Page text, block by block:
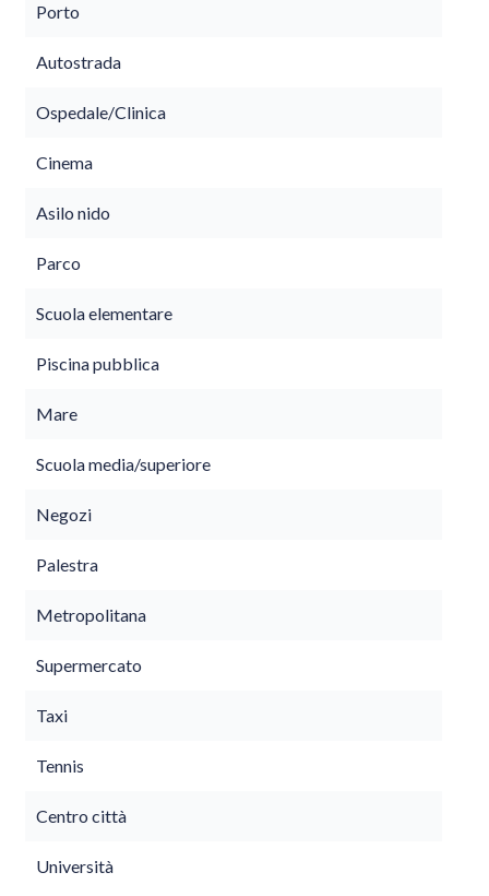
Porto
Autostrada
Ospedale/Clinica
Cinema
Asilo nido
Parco
Scuola elementare
Piscina pubblica
Mare
Scuola media/superiore
Negozi
Palestra
Metropolitana
Supermercato
Taxi
Tennis
Centro città
Università